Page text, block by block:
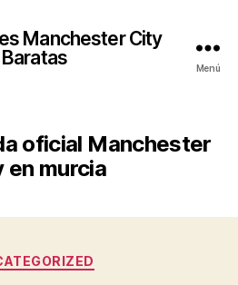
Manchester City
Baratas
Menú
oficial Manchester
en murcia
Categorías